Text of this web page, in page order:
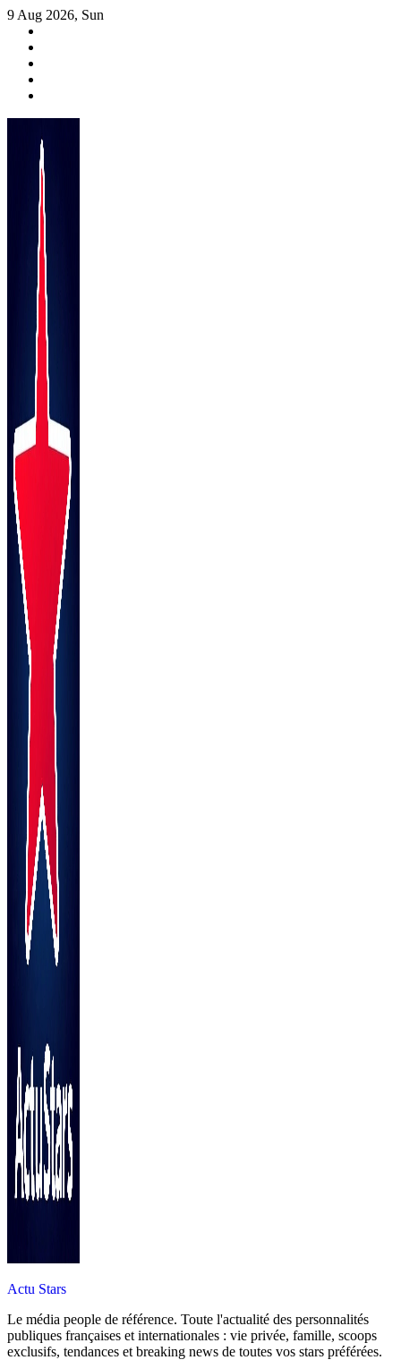
Skip
content
9 Aug 2026, Sun
Actu Stars
Le média people de référence. Toute l'actualité des personnalités
publiques françaises et internationales : vie privée, famille, scoops
exclusifs, tendances et breaking news de toutes vos stars préférées.